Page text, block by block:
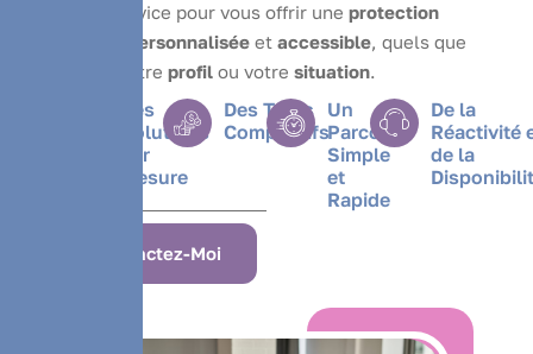
votre service pour vous offrir une protection
personnalisée et accessible, quels que
soient votre profil ou votre situation.
Des
Solutions
sur
Mesure
Des Tarifs
Compétitifs
Un
Parcours
Simple
et
Rapide
De la
Réactivité
de la
Contactez-Moi